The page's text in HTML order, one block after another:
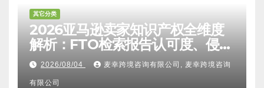
其它分类
2026亚马逊卖家知识产权全维度
解析：FTO检索报告认可度、侵权
比对区别、TRO应诉方法及服务商
甄选避坑全攻略
2026/08/04 麦幸跨境咨询有限公司, 麦幸跨境咨询
有限公司